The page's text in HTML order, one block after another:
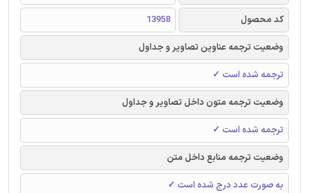
کد محصول
13958
وضعیت ترجمه عناوین تصاویر و جداول
ترجمه شده است ✓
وضعیت ترجمه متون داخل تصاویر و جداول
ترجمه شده است ✓
وضعیت ترجمه منابع داخل متن
به صورت عدد درج شده است ✓